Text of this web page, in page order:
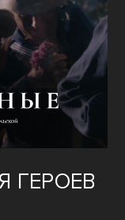
ГЕРОЕВ